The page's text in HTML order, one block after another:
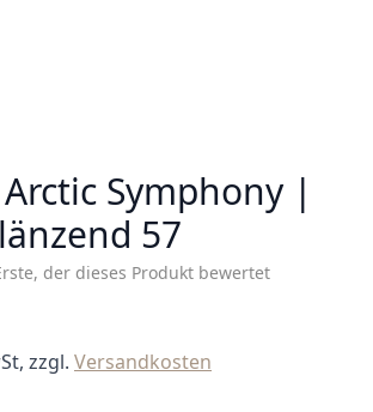
Symphony |
57
der dieses Produkt bewertet
zzgl. Versandkosten